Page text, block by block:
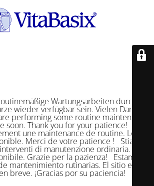
Wartungsarbeiten durch. Die
wieder verfügbar sein. Vielen Dank für
performing some routine maintenance.
soon. Thank you for your patience! Nous
une maintenance de routine. Le site
Merci de votre patience ! Stiamo
di manutenzione ordinaria. Il sito
Grazie per la pazienza! Estamos
mantenimiento rutinarias. El sitio estará
breve. ¡Gracias por su paciencia!